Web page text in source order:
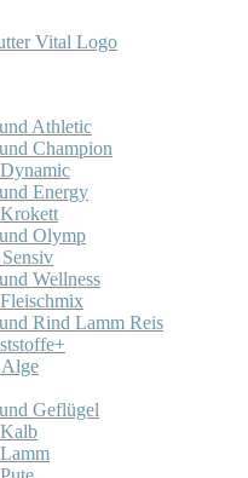
Athletic
Champion
Energy
Olymp
Wellness
Rind Lamm Reis
Geflügel